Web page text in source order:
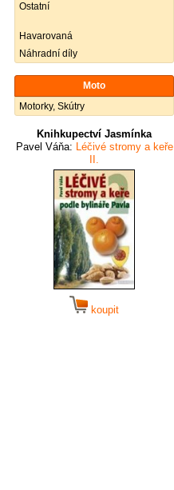
Ostatní
Havarovaná
Náhradní díly
Moto
Motorky, Skútry
Knihkupectví Jasmínka
Pavel Váňa: Léčivé stromy a keře
II.
koupit